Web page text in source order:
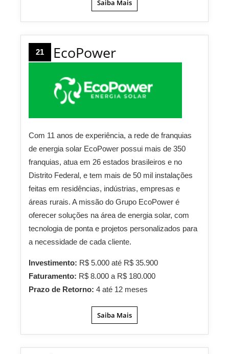
Saiba Mais
21 EcoPower
Com 11 anos de experiência, a rede de franquias
de energia solar EcoPower possui mais de 350
franquias, atua em 26 estados brasileiros e no
Distrito Federal, e tem mais de 50 mil instalações
feitas em residências, indústrias, empresas e
áreas rurais. A missão do Grupo EcoPower é
oferecer soluções na área de energia solar, com
tecnologia de ponta e projetos personalizados para
a necessidade de cada cliente.
Investimento: R$ 5.000 até R$ 35.900
Faturamento: R$ 8.000 a R$ 180.000
Prazo de Retorno: 4 até 12 meses
Saiba Mais